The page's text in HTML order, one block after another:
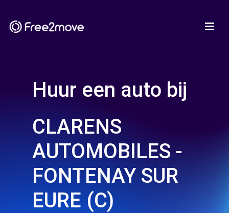
Huur een auto bij
CLARENS
AUTOMOBILES -
FONTENAY SUR
EURE (C)